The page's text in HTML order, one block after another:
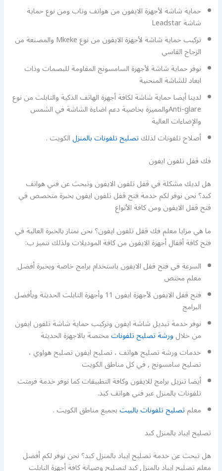
حماية شاشة لأجهزة الايفون من هواتف وتاب ومن نوع حماية
شاشة Leadstar
تركيب حماية شاشة لأجهزة الايفون من نوع Mkeke والمصنعة من
الزجاج القاسي
نوفر حماية شاشة لأجهزة السامسونج المقاومة للبصمات وذات
ابعاد للشاشة المنحنية
لدينا أيضا حماية شاشة لكافة أجهزة الهاتف الذكية والتابلت من نوع
Anti-glareوالمميزة بخاصية دعم اضاءة الشاشة في الشمس
والإضاءات العالية
أصلاح تلفونات لذلكتصليح تلفونات بالمنزلالكويت .
فك قفل تلفون ايفون
هل لديك مشكلة في قفل تلفون الايفون وتبحث عن فني هواتف
كبد؟ نحن نوفر لكم خدمة فتح قفل تلفون ايفون بخبرة متخصص في
فتح قفل الايفون ومن كافة الأنواع
ما هي مزايا معلم فك قفل تلفون ايفون؟ نحن نمتاز بالخبرة العالية في
فتح كافة أقفال أجهزة الايفون من كافة الموديلات ولذلك نتميز ب:
السرعة في فتح قفل الايفون باستخدام برامج خاصة وبخبرة أفضل
معلم مختص
فتح قفل الايفون لأجهزة ايفون 11 وأجهزة التابلت الحديثة وبأفضل
البرامج
نوفر خدمة تبديل شاشة ايفون وتركيب حماية شاشة تلفون ايفون
من خلالورشة تصليح تلفوناتمختصة بالاجهزة الحديثة
خدمات ورشة تصليح هواتف ، تصليح ايفون تصليح هواوي ،
تصليح سامسونج , في كل مناطق الكويت
أيضا تنزيل برامج للايفون وكافة التطبيقات كما نوفر خدمة فرمتت
تلفونات بالمنزل عبر فني هواتف كبد.
معلمتصليح تلفونات بالبيتبجميع مناطق الكويت .
تصليح ايباد بالمنزل كبد
هل تبحث عن خدمة تصليح ايباد بالمنزل كبد؟ نحن نوفر لكم أفضل
معلم تصليح ايباد بالمنزل كبد لتصليح وصيانة كافة أجهزة التابلت